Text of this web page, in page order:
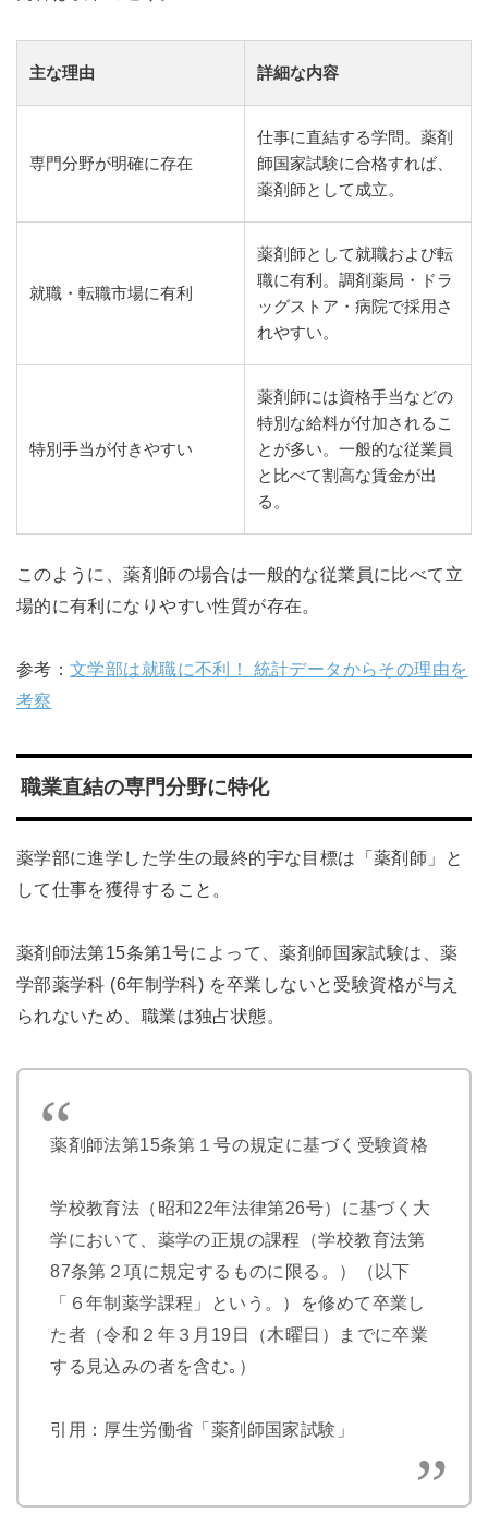
主な理由 詳細な内容
専門分野が明確に存在
仕事に直結する学問。薬剤
師国家試験に合格すれば、
薬剤師として成立。
就職・転職市場に有利
薬剤師として就職および転
職に有利。調剤薬局・ドラ
ッグストア・病院で採用さ
れやすい。
特別手当が付きやすい
薬剤師には資格手当などの
特別な給料が付加されるこ
とが多い。一般的な従業員
と比べて割高な賃金が出
る。
このように、薬剤師の場合は一般的な従業員に比べて立
場的に有利になりやすい性質が存在。
参考：文学部は就職に不利！ 統計データからその理由を
考察
職業直結の専門分野に特化
薬学部に進学した学生の最終的宇な目標は「薬剤師」と
して仕事を獲得すること。
薬剤師法第15条第1号によって、薬剤師国家試験は、薬
学部薬学科 (6年制学科) を卒業しないと受験資格が与え
られないため、職業は独占状態。
薬剤師法第15条第１号の規定に基づく受験資格
学校教育法（昭和22年法律第26号）に基づく大
学において、薬学の正規の課程（学校教育法第
87条第２項に規定するものに限る。）（以下
「６年制薬学課程」という。）を修めて卒業し
た者（令和２年３月19日（木曜日）までに卒業
する見込みの者を含む｡）
引用：厚生労働省「薬剤師国家試験」